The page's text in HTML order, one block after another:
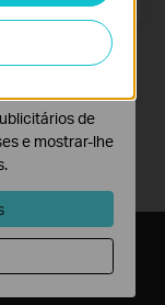
as suas
e ajustar a
através do
de
e mostrar-lhe